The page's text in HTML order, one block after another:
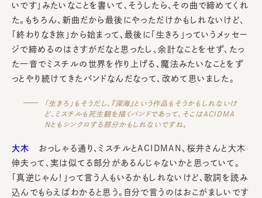
いです」みたいなことを書いて、そうしたら、その曲で締めてくれ
た。もちろん、新曲だから最後にやっただけかもしれないけど、
「終わりなき旅」から始まって、最後に「生きろ」っていうメッセー
ジで締めるのはさすがだなと思ったし、余計なことをせず、たっ
た一音でミスチルの世界を作り上げる、魔法みたいなことをず
っとやり続けてきたバンドなんだなって、改めて思いました。
「生きろ」もそうだし、『深海』という作品もそうかもしれないけ
ど、ミスチルも死生観を描くバンドであって、そこはACIDMA
Nともシンクロする部分かもしれないですね。
大木
おっしゃる通り、ミスチルとACIDMAN、桜井さんと大木
伸夫って、実は似てる部分があるんじゃないかと思っていて。
「真逆じゃん！」って言う人もいるかもしれないけど、歌詞を読み
込んでもらえばわかると思う。自分で言うのはおこがましいです